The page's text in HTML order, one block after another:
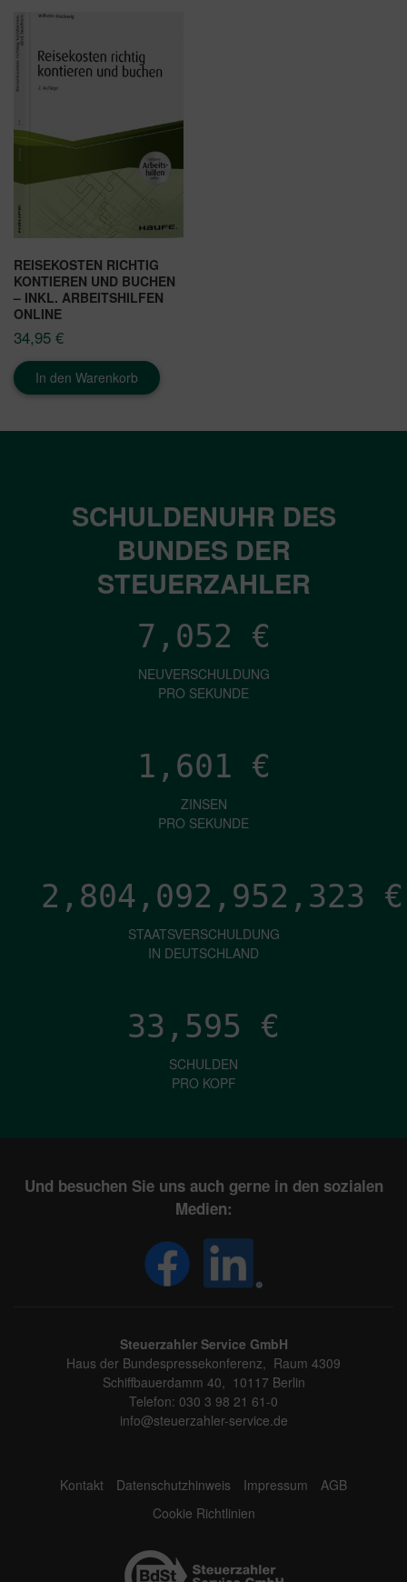
REISEKOSTEN RICHTIG
KONTIEREN UND BUCHEN
– INKL. ARBEITSHILFEN
ONLINE
34,95 €
In den Warenkorb
SCHULDENUHR DES
BUNDES DER
STEUERZAHLER
7,052 €
NEUVERSCHULDUNG
PRO SEKUNDE
1,601 €
ZINSEN
PRO SEKUNDE
2,804,092,956,039 €
STAATSVERSCHULDUNG
IN DEUTSCHLAND
33,595 €
SCHULDEN
PRO KOPF
Und besuchen Sie uns auch gerne in den sozialen
Medien:
Steuerzahler Service GmbH
Haus der Bundespressekonferenz, Raum 4309
Schiffbauerdamm 40, 10117 Berlin
Telefon: 030 3 98 21 61-0
info@steuerzahler-service.de
Kontakt Datenschutzhinweis Impressum
AGB
Cookie Richtlinien